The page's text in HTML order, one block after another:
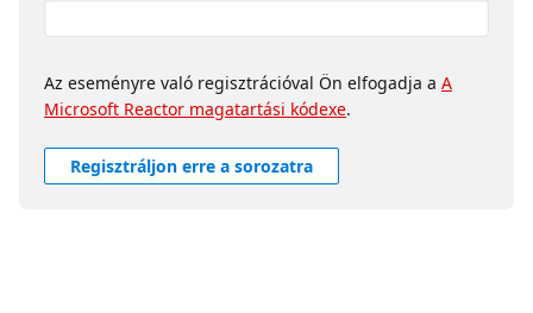
Az eseményre való regisztrációval Ön elfogadja a A
Microsoft Reactor magatartási kódexe.
Regisztráljon erre a sorozatra